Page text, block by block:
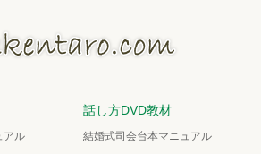
アル
話し方DVD教材
結婚式司会台本マニュアル